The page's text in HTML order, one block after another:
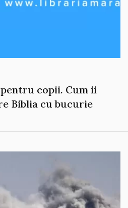
copii. Cum ii
Biblia cu bucurie